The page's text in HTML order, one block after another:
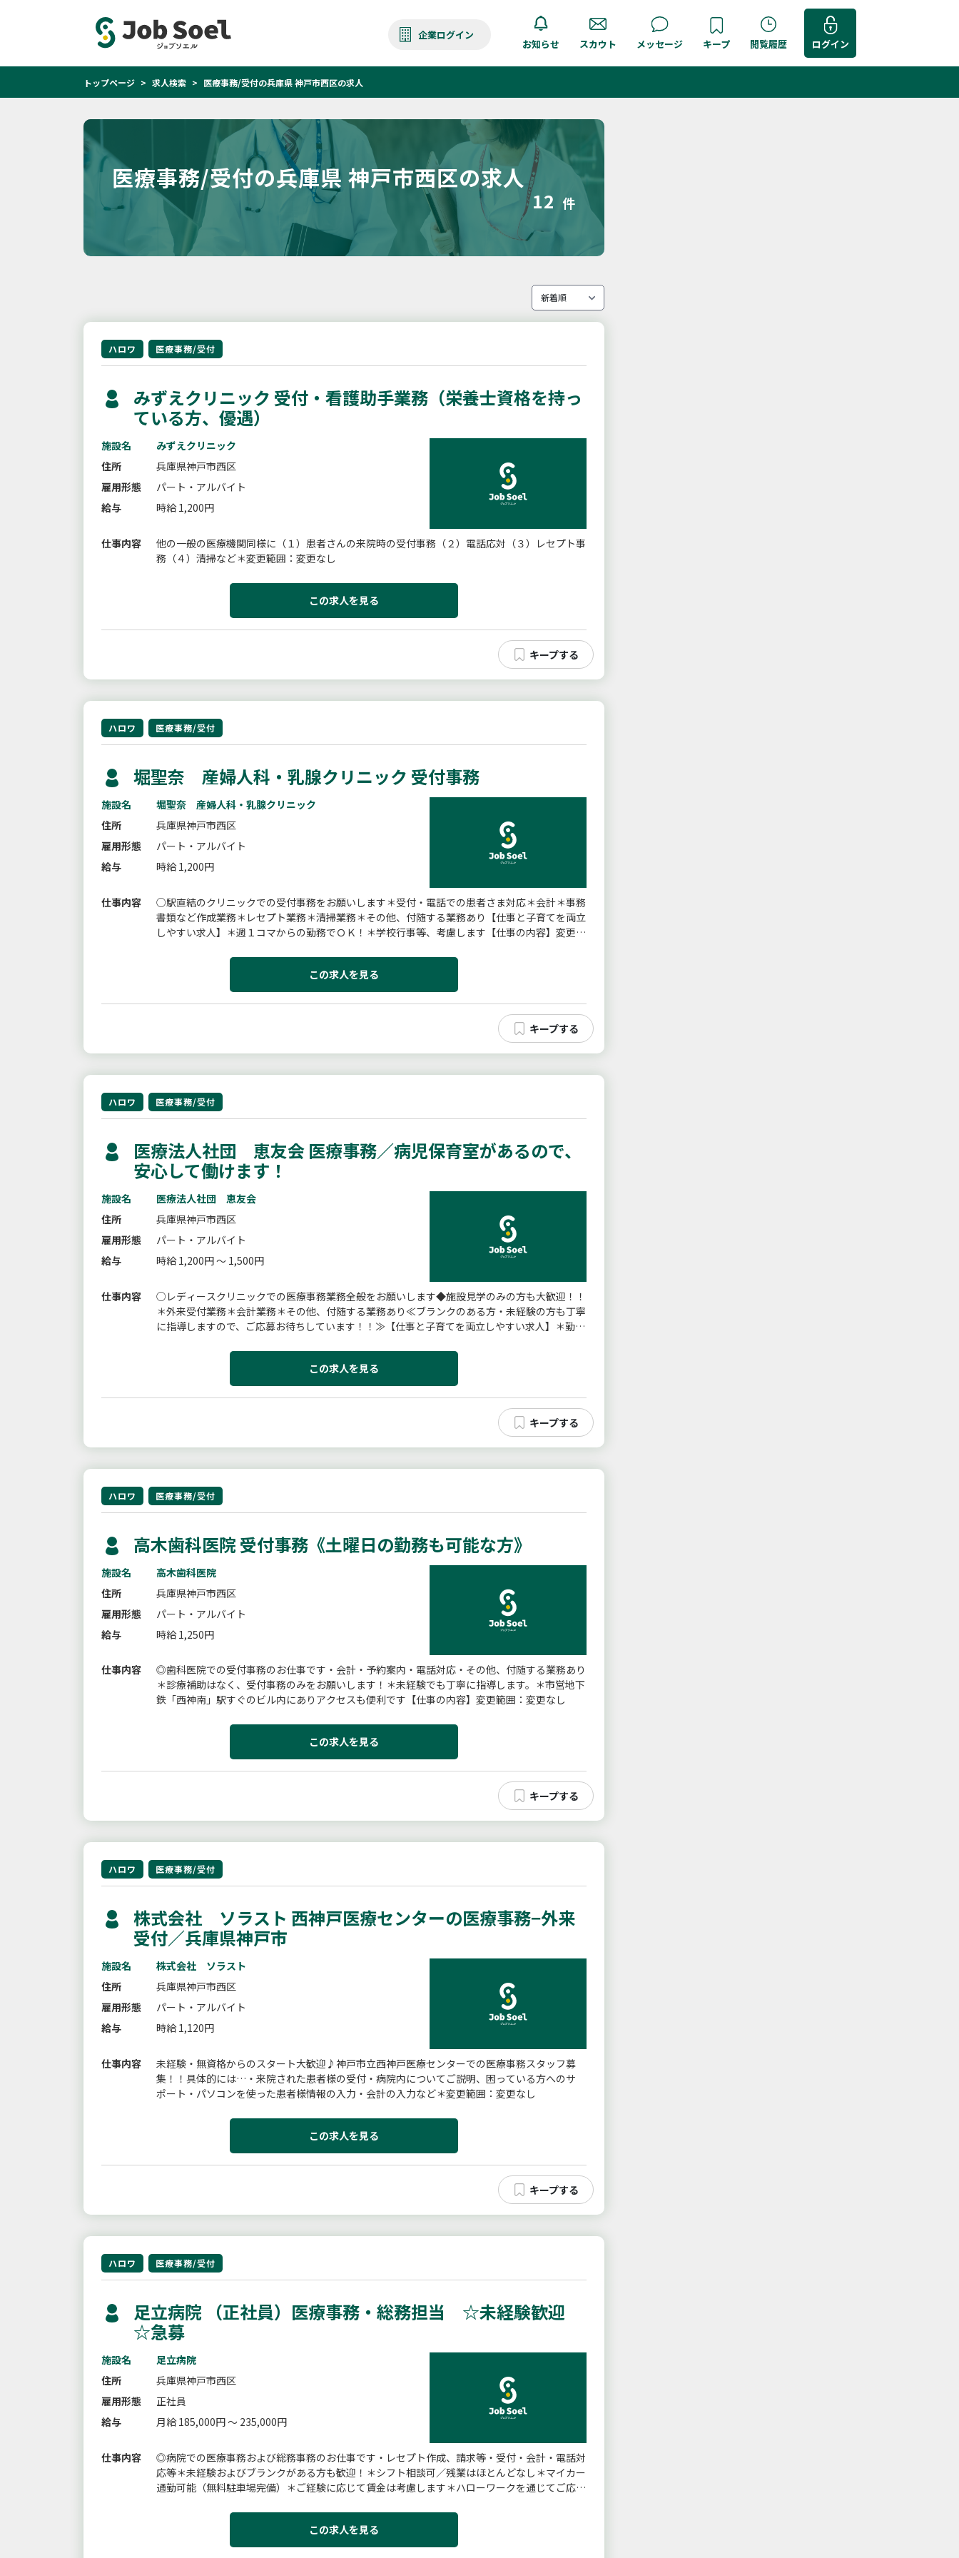
企業ログイン
お知らせ スカウト メッセージ キープ 閲覧履歴 ログイン
トップページ 求人検索 医療事務/受付の兵庫県 神戸市西区の求人
医療事務/受付の兵庫県 神戸市西区の求人
12 件
ハロワ 医療事務/受付
みずえクリニック 受付・看護助手業務（栄養士資格を持っ
ている方、優遇）
施設名
みずえクリニック
住所
兵庫県神戸市西区
雇用形態
パート・アルバイト
給与
時給 1,200円
仕事内容
他の一般の医療機関同様に（１）患者さんの来院時の受付事務（２）電話応対（３）レセプト事
務（４）清掃など＊変更範囲：変更なし
この求人を見る
ハロワ 医療事務/受付
堀聖奈 産婦人科・乳腺クリニック 受付事務
施設名
堀聖奈 産婦人科・乳腺クリニック
住所
兵庫県神戸市西区
雇用形態
パート・アルバイト
給与
時給 1,200円
仕事内容
○駅直結のクリニックでの受付事務をお願いします＊受付・電話での患者さま対応＊会計＊事務
書類など作成業務＊レセプト業務＊清掃業務＊その他、付随する業務あり【仕事と子育てを両立
しやすい求人】＊週１コマからの勤務でＯＫ！＊学校行事等、考慮します【仕事の内容】変更範
この求人を見る
ハロワ 医療事務/受付
医療法人社団 恵友会 医療事務／病児保育室があるので、
安心して働けます！
施設名
医療法人社団 恵友会
住所
兵庫県神戸市西区
雇用形態
パート・アルバイト
給与
時給 1,200円 ～ 1,500円
仕事内容
○レディースクリニックでの医療事務業務全般をお願いします◆施設見学のみの方も大歓迎！！
＊外来受付業務＊会計業務＊その他、付随する業務あり≪ブランクのある方・未経験の方も丁寧
に指導しますので、ご応募お待ちしています！！≫【仕事と子育てを両立しやすい求人】＊勤務
この求人を見る
ハロワ 医療事務/受付
高木歯科医院 受付事務《土曜日の勤務も可能な方》
施設名
高木歯科医院
住所
兵庫県神戸市西区
雇用形態
パート・アルバイト
給与
時給 1,250円
仕事内容
◎歯科医院での受付事務のお仕事です・会計・予約案内・電話対応・その他、付随する業務あり
＊診療補助はなく、受付事務のみをお願いします！＊未経験でも丁寧に指導します。＊市営地下
鉄「西神南」駅すぐのビル内にありアクセスも便利です【仕事の内容】変更範囲：変更なし
この求人を見る
ハロワ 医療事務/受付
株式会社 ソラスト 西神戸医療センターの医療事務−外来
受付／兵庫県神戸市
施設名
株式会社 ソラスト
住所
兵庫県神戸市西区
雇用形態
パート・アルバイト
給与
時給 1,120円
仕事内容
未経験・無資格からのスタート大歓迎♪神戸市立西神戸医療センターでの医療事務スタッフ募
集！！具体的には…・来院された患者様の受付・病院内についてご説明、困っている方へのサ
ポート・パソコンを使った患者様情報の入力・会計の入力など＊変更範囲：変更なし
この求人を見る
ハロワ 医療事務/受付
足立病院 （正社員）医療事務・総務担当 ☆未経験歓迎
☆急募
施設名
足立病院
住所
兵庫県神戸市西区
雇用形態
正社員
給与
月給 185,000円 ～ 235,000円
仕事内容
◎病院での医療事務および総務事務のお仕事です・レセプト作成、請求等・受付・会計・電話対
応等＊未経験およびブランクがある方も歓迎！＊シフト相談可／残業はほとんどなし＊マイカー
通勤可能（無料駐車場完備）＊ご経験に応じて賃金は考慮します＊ハローワークを通じてご応募
この求人を見る